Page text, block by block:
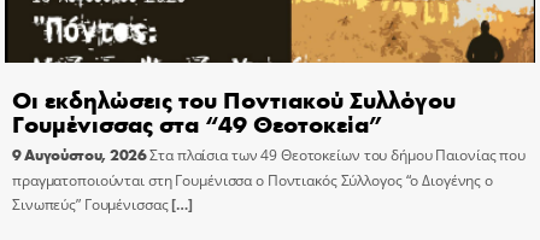
Οι εκδηλώσεις του Ποντιακού Συλλόγου
Γουμένισσας στα “49 Θεοτοκεία”
9 Αυγούστου, 2026Στα πλαίσια των 49 Θεοτοκείων του δήμου Παιονίας που
πραγματοποιούνται στη Γουμένισσα ο Ποντιακός Σύλλογος “ο Διογένης ο
Σινωπεύς” Γουμένισσας[…]